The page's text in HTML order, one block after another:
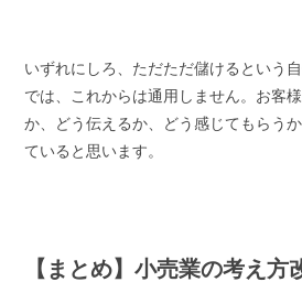
いずれにしろ、ただただ儲けるという
では、これからは通用しません。お客
か、どう伝えるか、どう感じてもらう
ていると思います。
【まとめ】小売業の考え方